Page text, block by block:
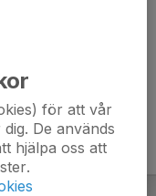
för att vår
De används
hjälpa oss att